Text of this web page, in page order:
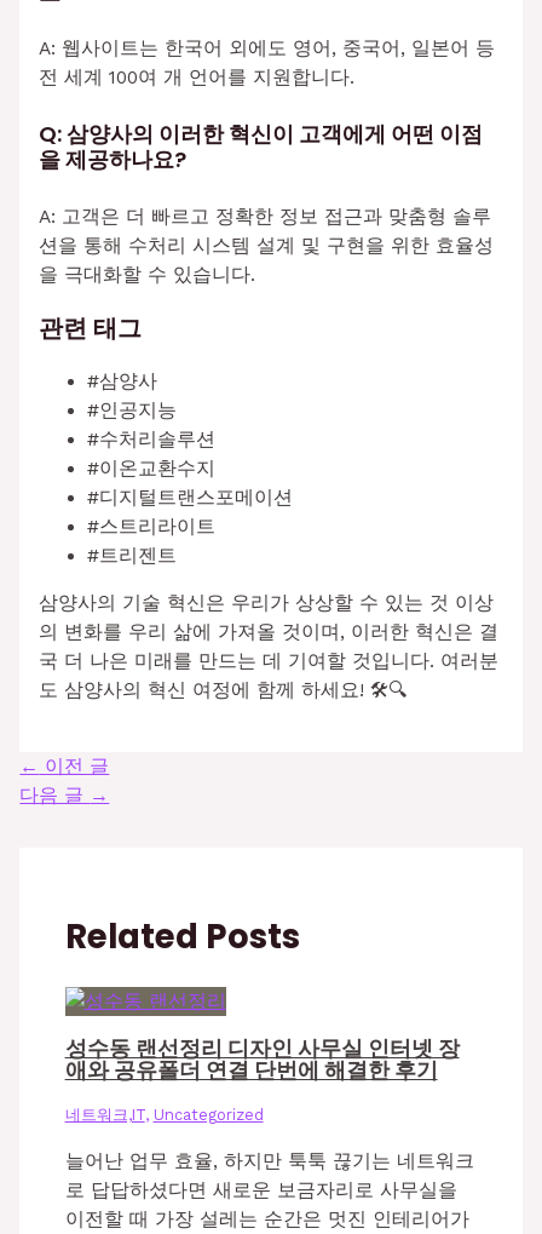
A: 웹사이트는 한국어 외에도 영어, 중국어, 일본어 등
전 세계 100여 개 언어를 지원합니다.
Q: 삼양사의 이러한 혁신이 고객에게 어떤 이점
을 제공하나요?
A: 고객은 더 빠르고 정확한 정보 접근과 맞춤형 솔루
션을 통해 수처리 시스템 설계 및 구현을 위한 효율성
을 극대화할 수 있습니다.
관련 태그
#삼양사
#인공지능
#수처리솔루션
#이온교환수지
#디지털트랜스포메이션
#스트리라이트
#트리젠트
삼양사의 기술 혁신은 우리가 상상할 수 있는 것 이상
의 변화를 우리 삶에 가져올 것이며, 이러한 혁신은 결
국 더 나은 미래를 만드는 데 기여할 것입니다. 여러분
도 삼양사의 혁신 여정에 함께 하세요! 🛠️🔍
← 이전 글
다음 글 →
Related Posts
성수동 랜선정리 디자인 사무실 인터넷 장
애와 공유폴더 연결 단번에 해결한 후기
네트워크,IT, Uncategorized
늘어난 업무 효율, 하지만 툭툭 끊기는 네트워크
로 답답하셨다면 새로운 보금자리로 사무실을
이전할 때 가장 설레는 순간은 멋진 인테리어가